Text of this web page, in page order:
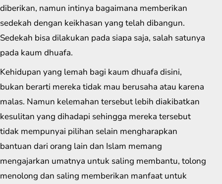
diberikan, namun intinya bagaimana memberikan
sedekah dengan keikhasan yang telah dibangun.
Sedekah bisa dilakukan pada siapa saja, salah satunya
pada kaum dhuafa.
Kehidupan yang lemah bagi kaum dhuafa disini,
bukan berarti mereka tidak mau berusaha atau karena
malas. Namun kelemahan tersebut lebih diakibatkan
kesulitan yang dihadapi sehingga mereka tersebut
tidak mempunyai pilihan selain mengharapkan
bantuan dari orang lain dan Islam memang
mengajarkan umatnya untuk saling membantu, tolong
menolong dan saling memberikan manfaat untuk